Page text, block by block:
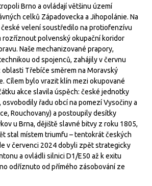
Brno a ovládají většinu území
celků Západovecka a Jihopolánie. Na
české velení soustředilo na protiofenzívu
rozříznout polvenský okupační koridor
Naše mechanizované prapory,
od spojenců, zahájily v červnu
Třebíče směrem na Moravský
Cílem bylo vrazit klín mezi okupované
akce slavila úspěch: české jednotky
řadu obcí na pomezí Vysočiny a
Rouchovany) a postoupily desítky
u Brna, dějiště slavné bitvy z roku 1805,
stal místem triumfu – tentokrát českých
v červenci 2024 dobyli zpět strategicky
a ovládli silnici D1/E50 až k exitu
odříznuto od přímého zásobování ze